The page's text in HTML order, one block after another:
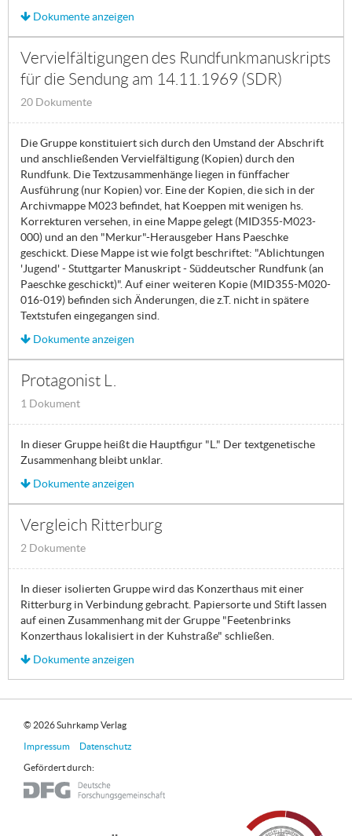
Dokumente anzeigen
Vervielfältigungen des Rundfunkmanuskripts
für die Sendung am 14.11.1969 (SDR)
20 Dokumente
Die Gruppe konstituiert sich durch den Umstand der Abschrift
und anschließenden Vervielfältigung (Kopien) durch den
Rundfunk. Die Textzusammenhänge liegen in fünffacher
Ausführung (nur Kopien) vor. Eine der Kopien, die sich in der
Archivmappe M023 befindet, hat Koeppen mit wenigen hs.
Korrekturen versehen, in eine Mappe gelegt (MID355-M023-
000) und an den "Merkur"-Herausgeber Hans Paeschke
geschickt. Diese Mappe ist wie folgt beschriftet: "Ablichtungen
'Jugend' - Stuttgarter Manuskript - Süddeutscher Rundfunk (an
Paeschke geschickt)". Auf einer weiteren Kopie (MID355-M020-
016-019) befinden sich Änderungen, die z.T. nicht in spätere
Textstufen eingegangen sind.
Dokumente anzeigen
Protagonist L.
1 Dokument
In dieser Gruppe heißt die Hauptfigur "L." Der textgenetische
Zusammenhang bleibt unklar.
Dokumente anzeigen
Vergleich Ritterburg
2 Dokumente
In dieser isolierten Gruppe wird das Konzerthaus mit einer
Ritterburg in Verbindung gebracht. Papiersorte und Stift lassen
auf einen Zusammenhang mit der Gruppe "Feetenbrinks
Konzerthaus lokalisiert in der Kuhstraße" schließen.
Dokumente anzeigen
© 2026 Suhrkamp Verlag
Impressum Datenschutz
Gefördert durch: